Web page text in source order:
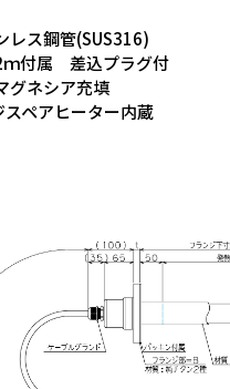
レス鋼管(SUS316)
ｍ付属 差込プラグ付
グネシア充填
ペアヒーター内蔵